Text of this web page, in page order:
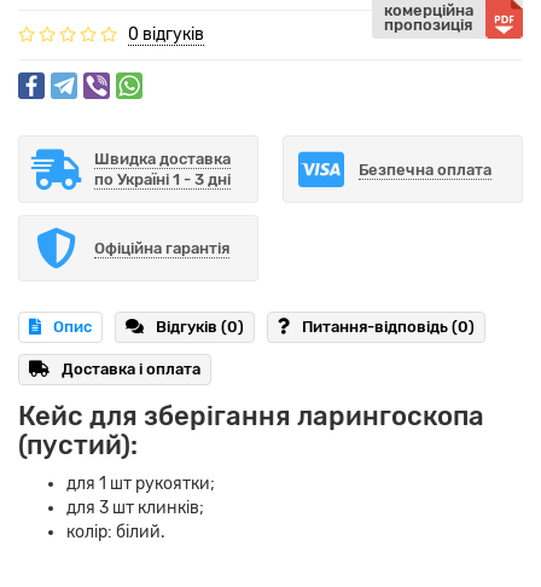
комерційна
пропозиція
0 відгуків
Швидка доставка
по Україні 1 - 3 дні
Безпечна оплата
Офіційна гарантія
Опис Відгуків (0) Питання-відповідь (0)
Доставка і оплата
Кейс для зберігання ларингоскопа
(пустий):
для 1 шт рукоятки;
для 3 шт клинків;
колір: білий.